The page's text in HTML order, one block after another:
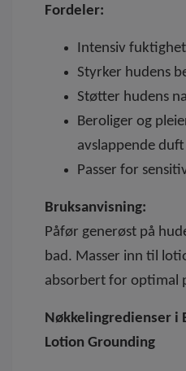
Fordeler:
Intensiv
Styrker hudens
Støtter hudens
Beroliger og
avslappende duft
Passer for
Bruksanvisning:
Påfør generøst på
bad. Masser inn til
absorbert for optimal
Nøkkelingredienser i
Lotion Grounding